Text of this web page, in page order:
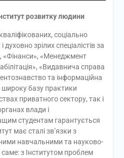
розвитку людини
соціально
зрілих спеціалістів за
«Менеджмент
«Видавнича справа
та інформаційна
широку базу практики
приватного сектору, так і
влади і
студентам гарантується
має сталі зв’язки з
навчальними та науково-
з Інститутом проблем